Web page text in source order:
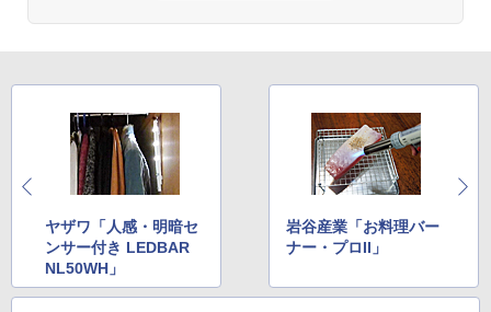
ヤザワ「人感・明暗セ
ンサー付き LEDBAR
NL50WH」
岩谷産業「お料理バー
ナー・プロII」